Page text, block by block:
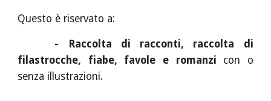
Questo è riservato a:
- Raccolta di racconti, raccolta di
filastrocche, fiabe, favole e romanzi con o
senza illustrazioni.